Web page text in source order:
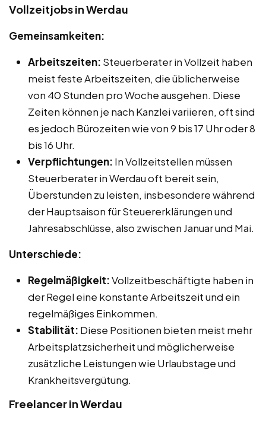
Vollzeitjobs in Werdau
Gemeinsamkeiten:
Arbeitszeiten: Steuerberater in Vollzeit haben
meist feste Arbeitszeiten, die üblicherweise
von 40 Stunden pro Woche ausgehen. Diese
Zeiten können je nach Kanzlei variieren, oft sind
es jedoch Bürozeiten wie von 9 bis 17 Uhr oder 8
bis 16 Uhr.
Verpflichtungen: In Vollzeitstellen müssen
Steuerberater in Werdau oft bereit sein,
Überstunden zu leisten, insbesondere während
der Hauptsaison für Steuererklärungen und
Jahresabschlüsse, also zwischen Januar und Mai.
Unterschiede:
Regelmäßigkeit:Vollzeitbeschäftigte haben in
der Regel eine konstante Arbeitszeit und ein
regelmäßiges Einkommen.
Stabilität: Diese Positionen bieten meist mehr
Arbeitsplatzsicherheit und möglicherweise
zusätzliche Leistungen wie Urlaubstage und
Krankheitsvergütung.
Freelancer in Werdau